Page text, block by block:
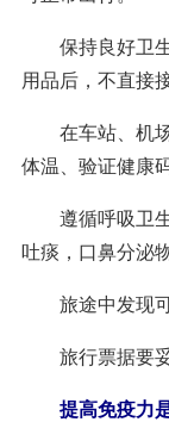
保持良好卫生
用品后，不直接
在车站、机场
体温、验证健康码
遵循呼吸卫生
吐痰，口鼻分泌
旅途中发现可
旅行票据要妥
提高免疫力